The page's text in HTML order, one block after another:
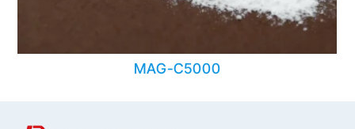
MAG-C5000